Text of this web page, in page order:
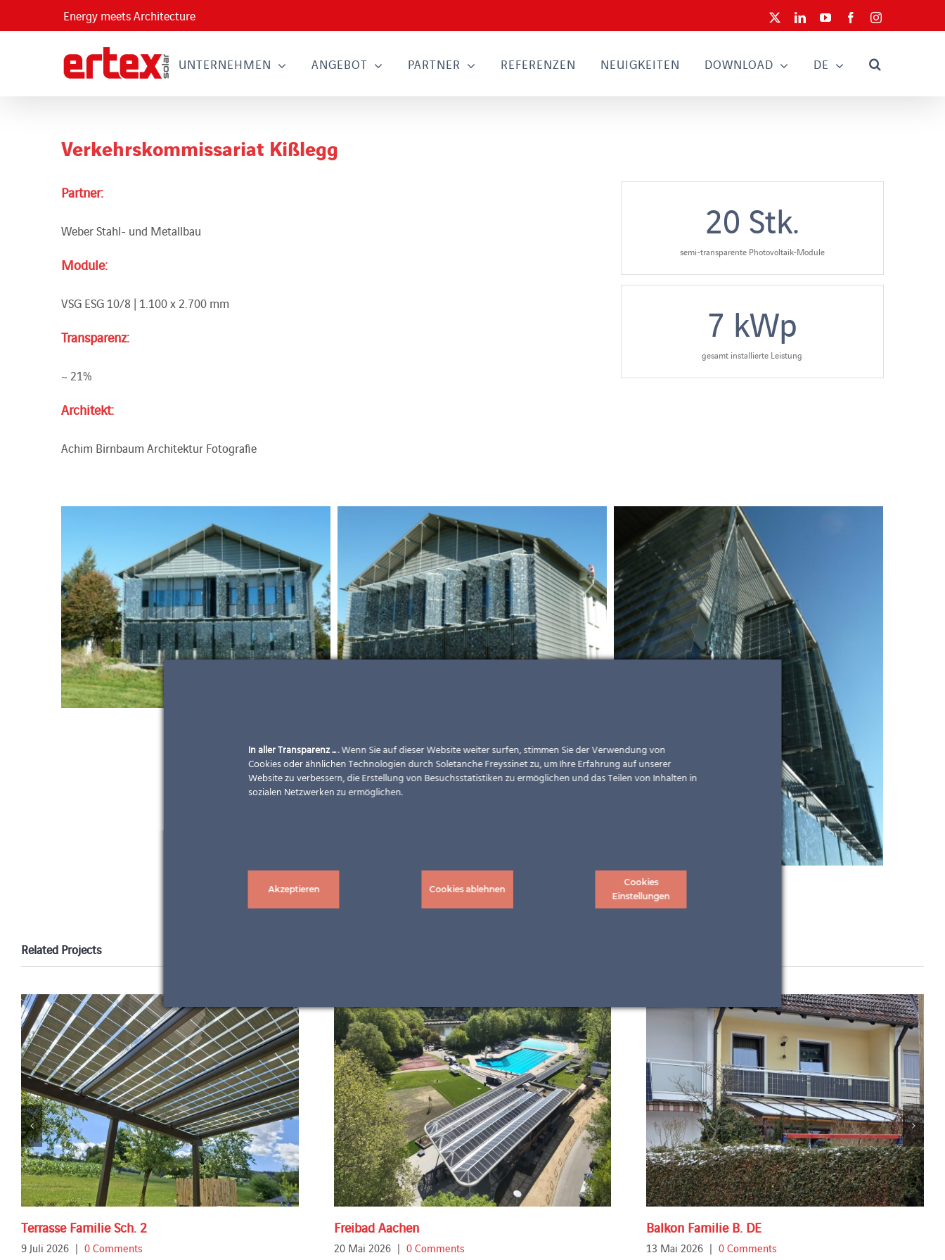
Energy meets Architecture LinkedInYouTubeFacebookInstagram
UNTERNEHMEN ANGEBOT PARTNER REFERENZEN NEUIGKEITEN DOWNLOAD DE
Verkehrskommissariat Kißlegg
Partner:
Weber Stahl- und Metallbau
Module:
VSG ESG 10/8 | 1.100 x 2.700 mm
Transparenz:
~ 21%
Architekt:
Achim Birnbaum Architektur Fotografie
20 Stk.
semi-transparente Photovoltaik-Module
7 kWp
gesamt installierte Leistung
Related Projects
Terrasse Familie Sch. 2
9 Juli 2026 | 0 Comments
Freibad Aachen
20 Mai 2026 | 0 Comments
Balkon Familie B. DE
13 Mai 2026 | 0 Comments
In aller Transparenz .... Wenn Sie auf dieser Website weiter surfen, stimmen Sie der Verwendung von
Cookies oder ähnlichen Technologien durch Soletanche Freyssinet zu, um Ihre Erfahrung auf unserer
Website zu verbessern, die Erstellung von Besuchsstatistiken zu ermöglichen und das Teilen von Inhalten in
sozialen Netzwerken zu ermöglichen.
Akzeptieren Cookies ablehnen
Cookies
Einstellungen